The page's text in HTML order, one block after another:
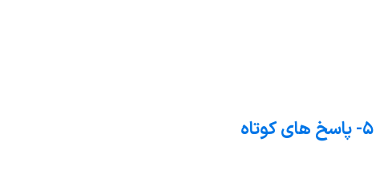
۵- پاسخ های کوتاه